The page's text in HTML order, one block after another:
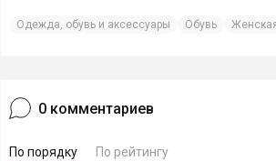
Одежда, обувь и аксессуары Обувь
0 комментариев
По порядку По рейтингу